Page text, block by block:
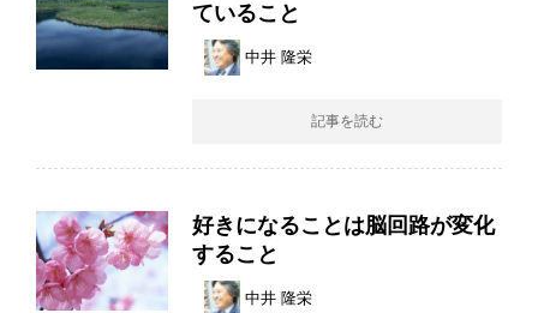
ていること
中井 隆栄
記事を読む
好きになることは脳回路が変化
すること
中井 隆栄